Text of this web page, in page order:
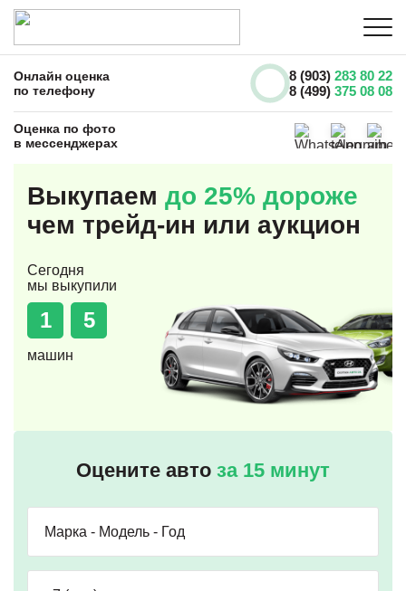
Онлайн оценка
по телефону
8 (903) 283 80 22
8 (499) 375 08 08
Оценка по фото
в мессенджерах
Выкупаем до 25% дороже
чем трейд-ин или аукцион
Сегодня
мы выкупили
1 5
машин
Оцените авто за 15 минут